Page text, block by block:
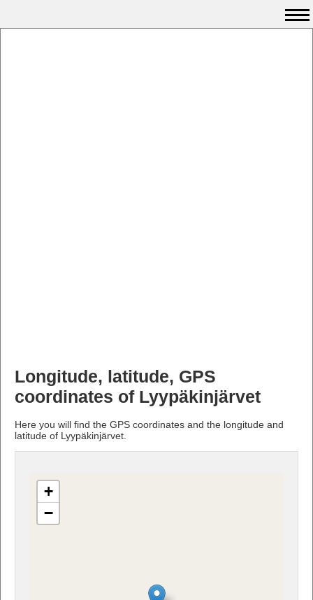
Longitude, latitude, GPS
coordinates of Lyypäkinjärvet
Here you will find the GPS coordinates and the longitude and
latitude of Lyypäkinjärvet.
+
−